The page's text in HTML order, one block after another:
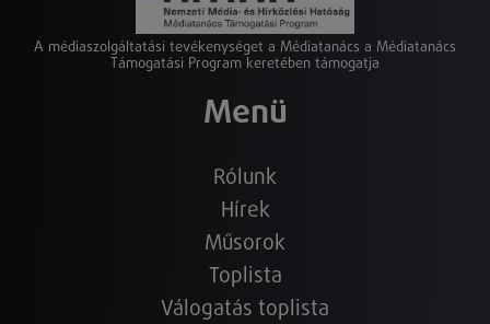
A médiaszolgáltatási tevékenységet a Médiatanács a Médiatanács
Támogatási Program keretében támogatja
Menü
Rólunk
Hírek
Műsorok
Toplista
Válogatás toplista